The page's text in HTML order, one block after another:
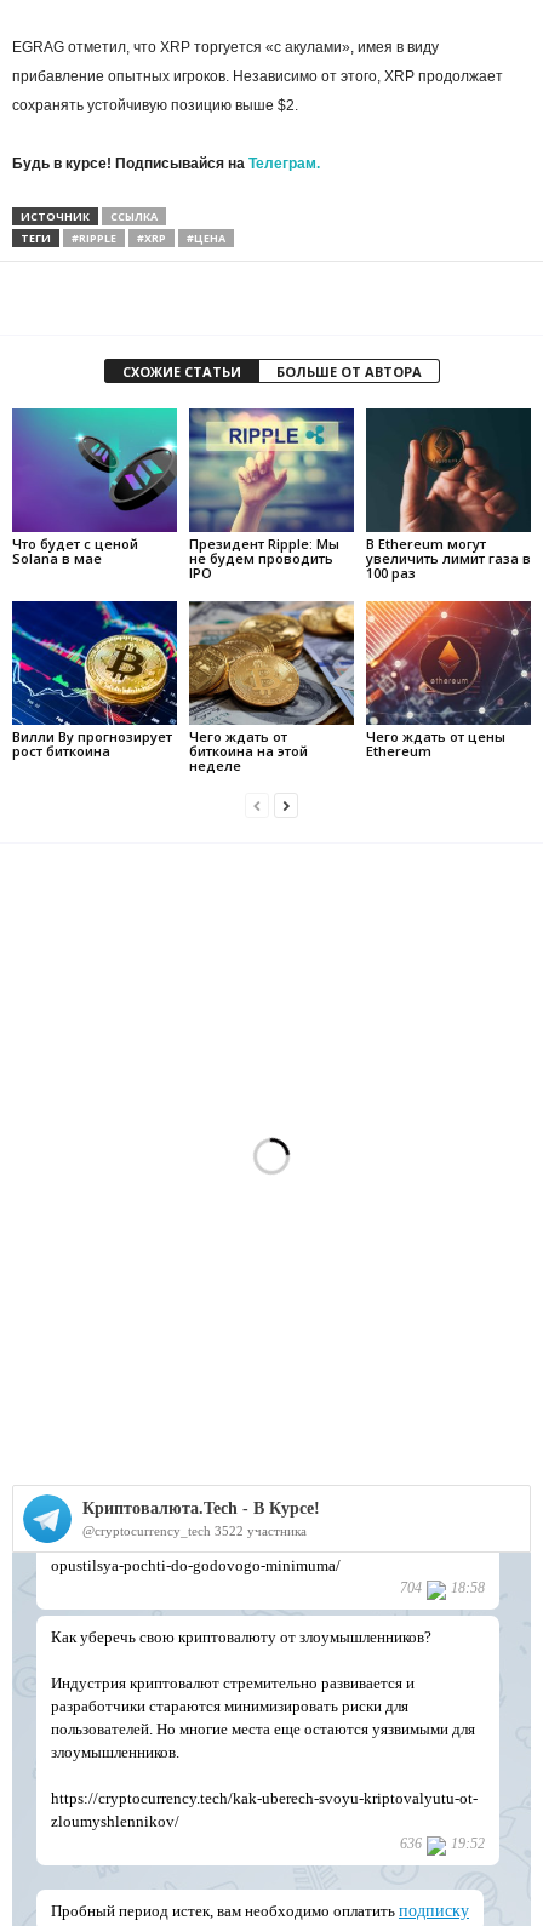
EGRAG отметил, что XRP торгуется «с акулами», имея в виду
прибавление опытных игроков. Независимо от этого, XRP продолжает
сохранять устойчивую позицию выше $2.
Будь в курсе! Подписывайся на Телеграм.
ИСТОЧНИК
ССЫЛКА
ТЕГИ
#RIPPLE #XRP #ЦЕНА
СХОЖИЕ СТАТЬИ БОЛЬШЕ ОТ АВТОРА
Что будет с ценой
Solana в мае
Президент Ripple: Мы
не будем проводить
IPO
В Ethereum могут
увеличить лимит газа в
100 раз
Вилли Ву прогнозирует
рост биткоина
Чего ждать от
биткоина на этой
неделе
Чего ждать от цены
Ethereum